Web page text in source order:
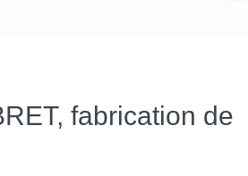
fabrication de